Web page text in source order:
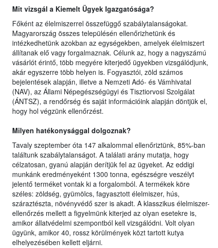
Mit vizsgál a Kiemelt Ügyek Igazgatósága?
Főként az élelmiszerrel összefüggő szabálytalanságokat.
Magyarország összes településén ellenőrizhetünk és
intézkedhetünk azokban az egységekben, amelyek élelmiszert
állítanak elő vagy forgalmaznak. Célunk az, hogy a nagyszámú
vásárlót érintő, több megyére kiterjedő ügyekben vizsgálódjunk,
akár egyszerre több helyen is. Fogyasztói, zöld számos
bejelentések alapján, illetve a Nemzeti Adó- és Vámhivatal
(NAV), az Állami Népegészségügyi és Tisztiorvosi Szolgálat
(ÁNTSZ), a rendőrség és saját információink alapján döntjük el,
hogy hol végzünk ellenőrzést.
Milyen hatékonysággal dolgoznak?
Tavaly szeptember óta 147 alkalommal ellenőriztünk, 85%-ban
találtunk szabálytalanságot. A találati arány mutatja, hogy
célzatosan, gyanú alapján derítjük fel az ügyeket. Az eddigi
munkánk eredményeként 1300 tonna, egészségre veszélyt
jelentő terméket vontak ki a forgalomból. A termékek köre
széles: zöldség, gyümölcs, fagyasztott élelmiszer, hús,
száraztészta, növényvédő szer is akadt. A klasszikus élelmiszer-
ellenőrzés mellett a figyelmünk kiterjed az olyan esetekre is,
amikor állatvédelmi szempontból kell vizsgálódni. Volt olyan
ügyünk, amikor 40, rossz körülmények közt tartott kutya
elhelyezésében kellett eljárni.